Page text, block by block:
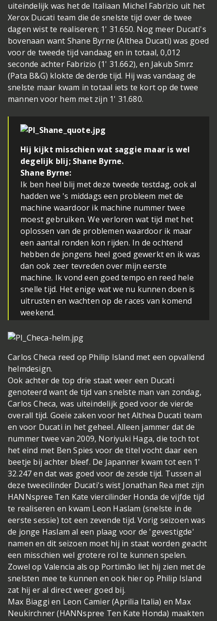
uiteindelijk was het de Italiaan Michel Fabrizio uit het
Xerox Ducati team die de snelste tijd over de twee
dagen wist te realiseren; 1' 31.650. Nog meer Ducati's
bovenaan want Shane Byrne (Althea Ducati) was goed
voor de tweede tijd vandaag en in totaal, 0,012
seconde achter Fabrizio (1' 31.662), en Jakub Smrz
(Pata B&G) klokte de derde tijd. Hij was vandaag de
snelste maar kwam in totaal iets te kort op de twee
mannen voor hem met zijn 1' 31.680.
Hij kijkt misschien wat saggie maar is wel
degelijk blij; Shane Byrne.
Shane Byrne:
Ik ben heel blij met deze tweede testdag, ook al
hadden we 's middags een probleem met de
machine waardoor ik machine nummer twee
moest gebruiken. We verloren wat tijd met het
oplossen van de problemen waardoor ik maar
een aantal ronden kon rijden. In de ochtend
hebben de jongens heel goed gewerkt en ik was
dan ook zeer tevreden over mijn eerste
machine. Ik vond een goed tempo en reed hele
snelle tijd. Het enige wat we nu kunnen doen is
uitrusten en wachten op de races van komend
weekend.
Carlos Checa reed op Philip Island met een opvallend
helmdesign.
Ook achter de top drie staat weer een Ducati
genoteerd want de tijd van snelste man van zondag,
Carlos Checa, was uiteindelijk goed voor de vierde
overall tijd. Goeie zaken voor het Althea Ducati team
en voor Ducati in het geheel. Alleen jammer dat de
nummer twee van 2009, Noriyuki Haga, die toch tot
het eind met Ben Spies voor de titel vocht daar een
beetje bij achter bleef. De Japanner kwam tot een 1'
32.247 en dat was goed voor de zesde tijd. Tussen al
deze tweecilinder Ducati's wist Jonathan Rea met zijn
HANNspree Ten Kate viercilinder Honda de vijfde tijd
te realiseren en kwam Leon Haslam (snelste in de
eerste sessie) tot een zevende tijd. Vorig seizoen was
de jonge Haslam al een plaag voor de 'gevestigde'
namen en dit seizoen moet hij in staat worden geacht
een misschien wel grotere rol te kunnen spelen.
Zowel op Valencia als op Portimão liet hij zien met de
snelsten mee te kunnen en ook hier op Philip Island
zat hij er al direct weer goed bij.
Max Biaggi en Leon Camier (Aprilia Italia) en Max
Neukirchner (HANNspree Ten Kate Honda) maakten